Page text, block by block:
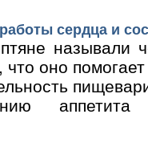
сердца и
называли
оно